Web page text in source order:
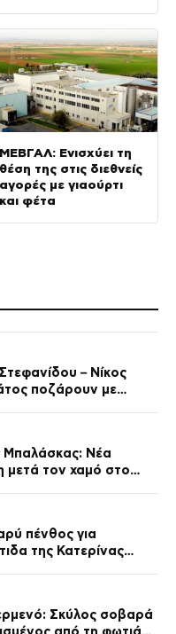
ΜΕΒΓΑΛ: Ενισχύει τη
θέση της στις διεθνείς
αγορές με γιαούρτι
και φέτα
– Νίκος
ποζάρουν με
Μπαλάσκας: Νέα
μετά τον χαμό στο
πένθος για
της Κατερίνας
Σκύλος σοβαρά